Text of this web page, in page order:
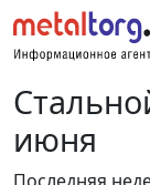
июня